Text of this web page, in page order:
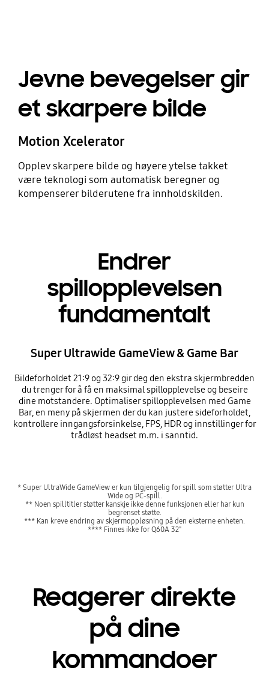
Jevne bevegelser gir
et skarpere bilde
Motion Xcelerator
Opplev skarpere bilde og høyere ytelse takket
være teknologi som automatisk beregner og
kompenserer bilderutene fra innholdskilden.
Endrer
spillopplevelsen
fundamentalt
Super Ultrawide GameView & Game Bar
Bildeforholdet 21:9 og 32:9 gir deg den ekstra skjermbredden
du trenger for å få en maksimal spillopplevelse og beseire
dine motstandere. Optimaliser spillopplevelsen med Game
Bar, en meny på skjermen der du kan justere sideforholdet,
kontrollere inngangsforsinkelse, FPS, HDR og innstillinger for
trådløst headset m.m. i sanntid.
* Super UltraWide GameView er kun tilgjengelig for spill som støtter Ultra
Wide og PC-spill.
** Noen spilltitler støtter kanskje ikke denne funksjonen eller har kun
begrenset støtte.
*** Kan kreve endring av skjermoppløsning på den eksterne enheten.
**** Finnes ikke for Q60A 32"
Reagerer direkte
på dine
kommandoer